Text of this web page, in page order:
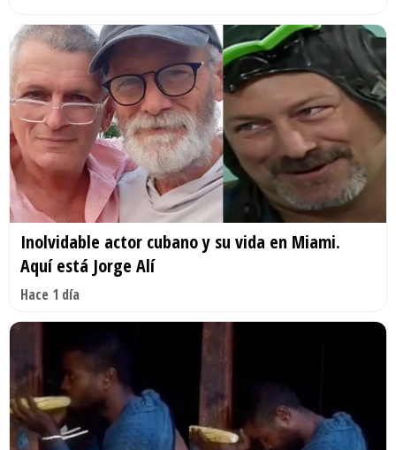
Inolvidable actor cubano y su vida en Miami.
Aquí está Jorge Alí
Hace 1 día